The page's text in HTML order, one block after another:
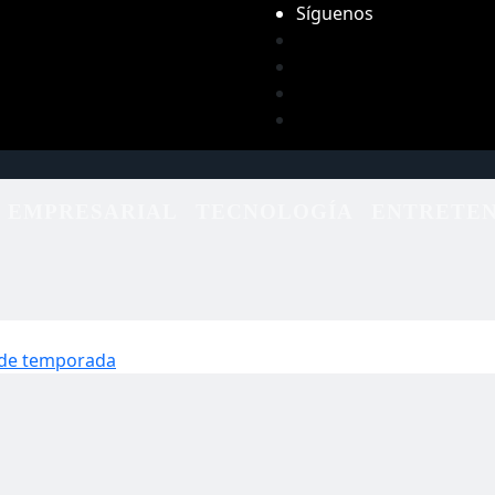
Síguenos
temporada